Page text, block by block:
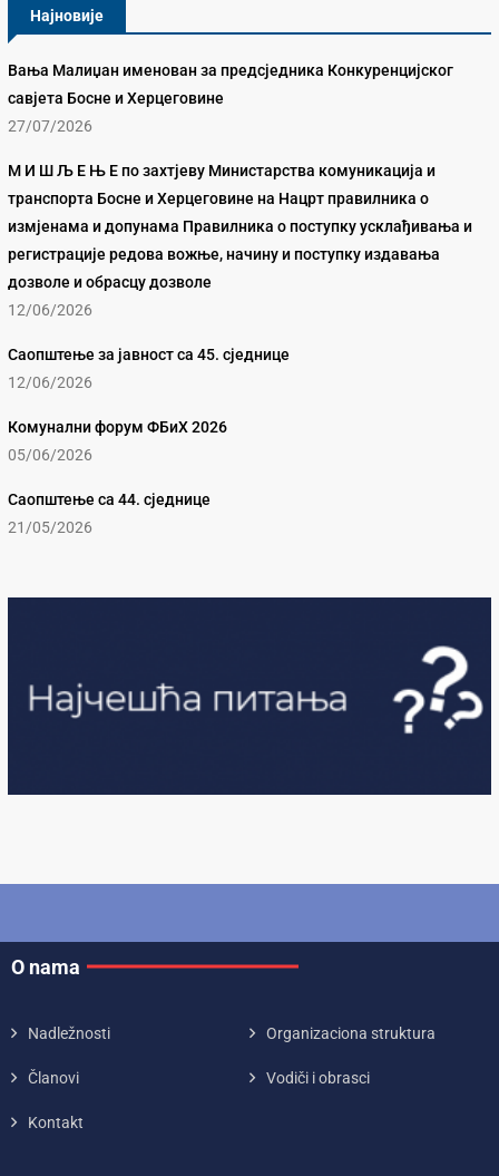
Најновије
Вања Малиџан именован за предсједника Конкуренцијског
савјета Босне и Херцеговине
27/07/2026
М И Ш Љ Е Њ Е по захтјеву Министарства комуникација и
транспорта Босне и Херцеговине на Нацрт правилника о
измјенама и допунама Правилника о поступку усклађивања и
регистрације редова вожње, начину и поступку издавања
дозволе и обрасцу дозволе
12/06/2026
Саопштење за јавност са 45. сједнице
12/06/2026
Комунални форум ФБиХ 2026
05/06/2026
Саопштење са 44. сједнице
21/05/2026
O nama
Nadležnosti Organizaciona struktura
Članovi Vodiči i obrasci
Kontakt